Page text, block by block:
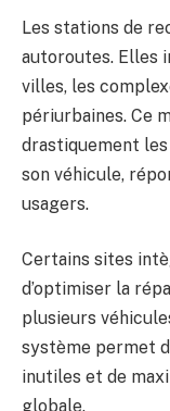
Les stations de
autoroutes. Elles
villes, les
périurbaines. Ce
drastiquement
son véhicule,
usagers.
Certains sites
d’optimiser la
plusieurs
système permet
inutiles et de
globale.